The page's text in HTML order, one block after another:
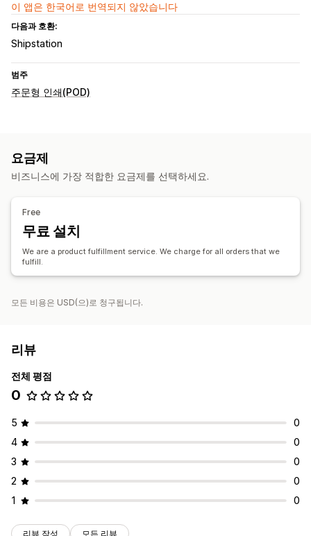
이 앱은 한국어로 번역되지 않았습니다
다음과 호환:
Shipstation
범주
주문형 인쇄(POD)
요금제
비즈니스에 가장 적합한 요금제를 선택하세요.
Free
무료 설치
We are a product fulfillment service. We charge for all orders that we
fulfill.
모든 비용은 USD(으)로 청구됩니다.
리뷰
전체 평점
0
5
0
4
0
3
0
2
0
1
0
리뷰 작성 모든 리뷰